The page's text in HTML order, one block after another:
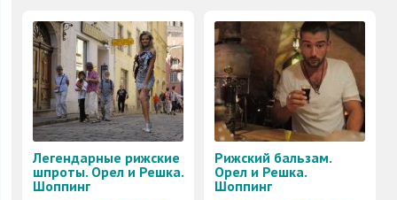
Легендарные рижские
шпроты. Орел и Решка.
Шоппинг
Рижский бальзам.
Орел и Решка.
Шоппинг